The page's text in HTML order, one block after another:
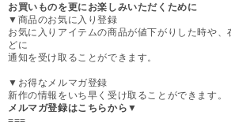
お買いものを更にお楽しみいただくために
▼商品のお気に入り登録
お気に入りアイテムの商品が値下がりした時や、
どに
通知を受け取ることができます。
▼お得なメルマガ登録
新作の情報をいち早く受け取ることができます。
メルマガ登録はこちらから▼
===